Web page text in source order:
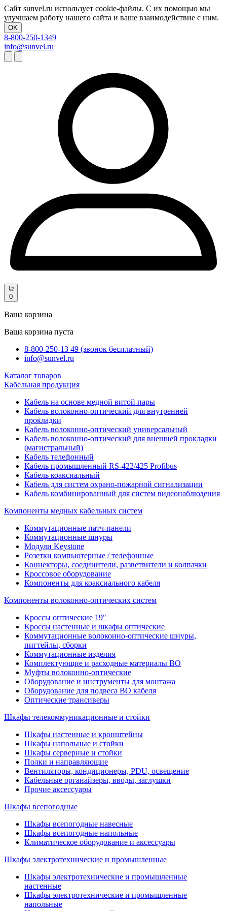
Сайт sunvel.ru использует cookie-файлы. С их помощью мы
улучшаем работу нашего сайта и ваше взаимодействие с ним.
OK
8-800-250-1349
info@sunvel.ru
0
Ваша корзина
Ваша корзина пуста
8-800-250-13 49 (звонок бесплатный)
info@sunvel.ru
Каталог товаров
Кабельная продукция
Кабель на основе медной витой пары
Кабель волоконно-оптический для внутренней
прокладки
Кабель волоконно-оптический универсальный
Кабель волоконно-оптический для внешней прокладки
(магистральный)
Кабель телефонный
Кабель промышленный RS-422/425 Profibus
Кабель коаксиальный
Кабель для систем охрано-пожарной сигнализации
Кабель комбинированный для систем видеонаблюдения
Компоненты медных кабельных систем
Коммутационные патч-панели
Коммутационные шнуры
Модули Keystone
Розетки компьютерные / телефонные
Коннекторы, соединители, разветвители и колпачки
Кроссовое оборудование
Компоненты для коаксиального кабеля
Компоненты волоконно-оптических систем
Кроссы оптические 19"
Кроссы настенные и шкафы оптические
Коммутационные волоконно-оптические шнуры,
пигтейлы, сборки
Коммутационные изделия
Комплектующие и расходные материалы ВО
Муфты волоконно-оптические
Оборудование и инструменты для монтажа
Оборудование для подвеса ВО кабеля
Оптические трансиверы
Шкафы телекоммуникационные и стойки
Шкафы настенные и кронштейны
Шкафы напольные и стойки
Шкафы серверные и стойки
Полки и направляющие
Вентиляторы, кондиционеры, PDU, освещение
Кабельные органайзеры, вводы, заглушки
Прочие аксеcсуары
Шкафы всепогодные
Шкафы всепогодные навесные
Шкафы всепогодные напольные
Климатическое оборудование и аксессуары
Шкафы электротехнические и промышленные
Шкафы электротехнические и промышленные
настенные
Шкафы электротехнические и промышленные
напольные